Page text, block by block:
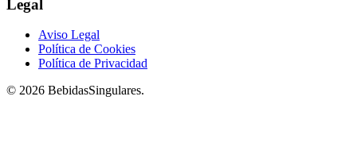
Legal
Aviso Legal
Política de Cookies
Política de Privacidad
© 2026 BebidasSingulares.